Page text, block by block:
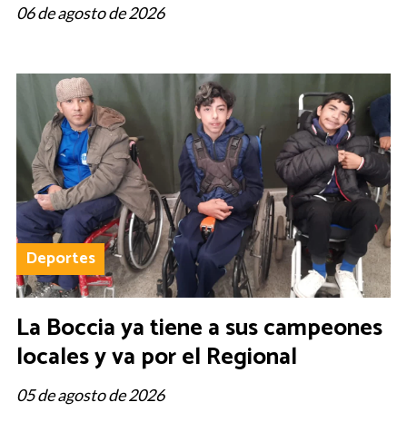
06 de agosto de 2026
La Boccia ya tiene a sus campeones
locales y va por el Regional
Deportes
05 de agosto de 2026